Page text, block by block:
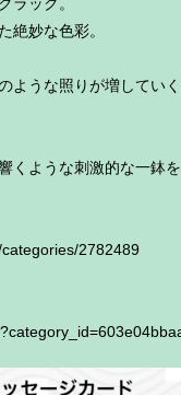
絶妙な色彩。
ような照りが増していく
くような刺激的な一鉢を
2782489